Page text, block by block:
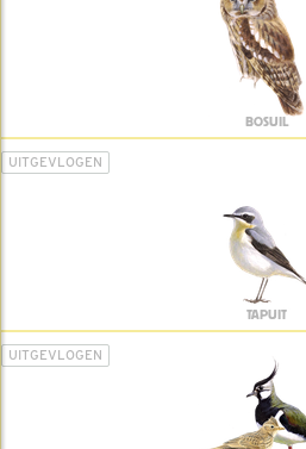
BOSUIL
UITGEVLOGEN
TAPUIT
UITGEVLOGEN